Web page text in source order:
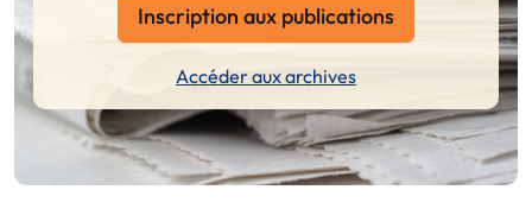
Inscription aux publications
Accéder aux archives